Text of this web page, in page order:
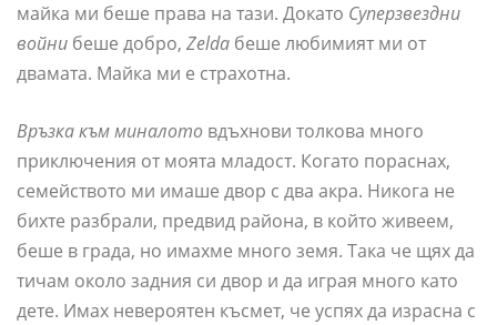
майка ми беше права на тази. Докато Суперзвездни
войни беше добро, Zelda беше любимият ми от
двамата. Майка ми е страхотна.
Връзка към миналото вдъхнови толкова много
приключения от моята младост. Когато пораснах,
семейството ми имаше двор с два акра. Никога не
бихте разбрали, предвид района, в който живеем,
беше в града, но имахме много земя. Така че щях да
тичам около задния си двор и да играя много като
дете. Имах невероятен късмет, че успях да израсна с